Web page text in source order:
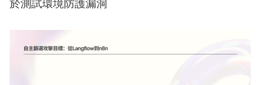
於測試環境防護漏洞